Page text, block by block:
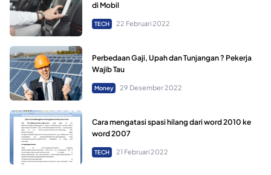
di Mobil
TECH 22 Februari 2022
Perbedaan Gaji, Upah dan Tunjangan ? Pekerja
Wajib Tau
Money 29 Desember 2022
Cara mengatasi spasi hilang dari word 2010 ke
word 2007
TECH 21 Februari 2022